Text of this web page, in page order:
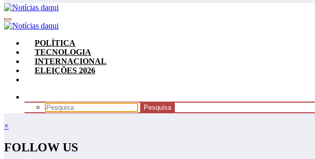
POLÍTICA
TECNOLOGIA
INTERNACIONAL
ELEIÇÕES 2026
×
FOLLOW US